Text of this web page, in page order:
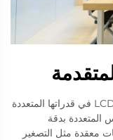
تتفوق تقنية الشاشة الحديثة التي تعمل باللمس LCD في قدراتها المتعددة
المتعددة بدقة
معقدة مثل التصغير